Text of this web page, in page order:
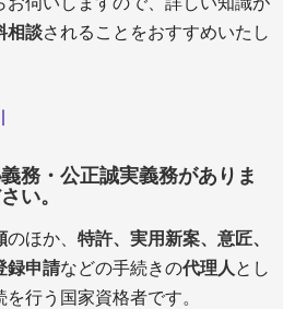
相談されることをおすすめいたし
務・公正誠実義務がありま
い。
のほか、 特許、実用新案、意匠、
録申請などの手続きの代理人 とし
行う国家資格者です。